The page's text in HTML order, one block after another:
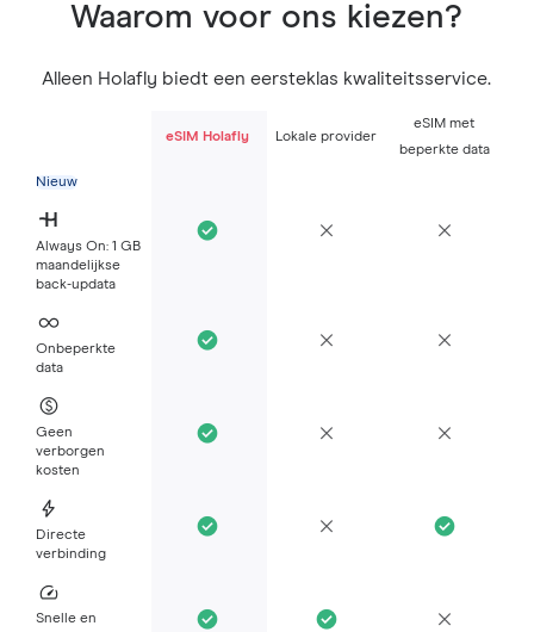
Waarom voor ons kiezen?
Alleen Holafly biedt een eersteklas kwaliteitsservice.
eSIM Holafly Lokale provider
eSIM met
beperkte data
Nieuw
Always On: 1 GB
maandelijkse
back-updata
Onbeperkte
data
Geen
verborgen
kosten
Directe
verbinding
Snelle en